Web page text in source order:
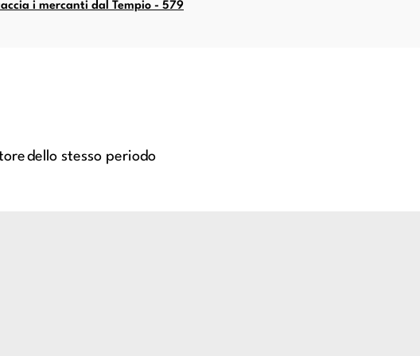
i mercanti dal Tempio - 579
dello stesso periodo